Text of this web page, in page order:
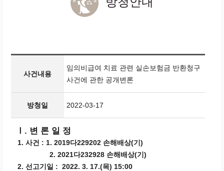
사건내용
임의비급여 치료 관련 실손보험금 반환청구
사건에 관한 공개변론
방청일 2022-03-17
Ⅰ. 변 론 일 정
1. 사건 : 1. 2019다229202 손해배상(기)
2. 2021다232928 손해배상(기)
2. 선고기일 : 2022. 3. 17.(목) 15:00